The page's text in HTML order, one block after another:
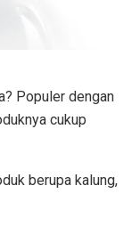
Populer dengan
cukup
berupa kalung,